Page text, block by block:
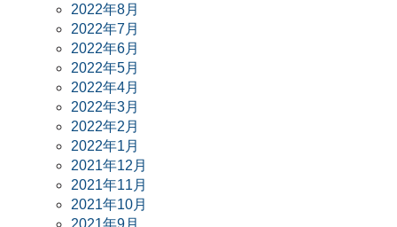
2022年8月
2022年7月
2022年6月
2022年5月
2022年4月
2022年3月
2022年2月
2022年1月
2021年12月
2021年11月
2021年10月
2021年9月